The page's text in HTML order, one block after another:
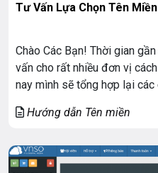
Tư Vấn Lựa Chọn Tên
Chào Các Bạn! Thời gian
vấn cho rất nhiều đơn vị
nay mình sẽ tổng hợp lại
Hướng dẫn Tên miền